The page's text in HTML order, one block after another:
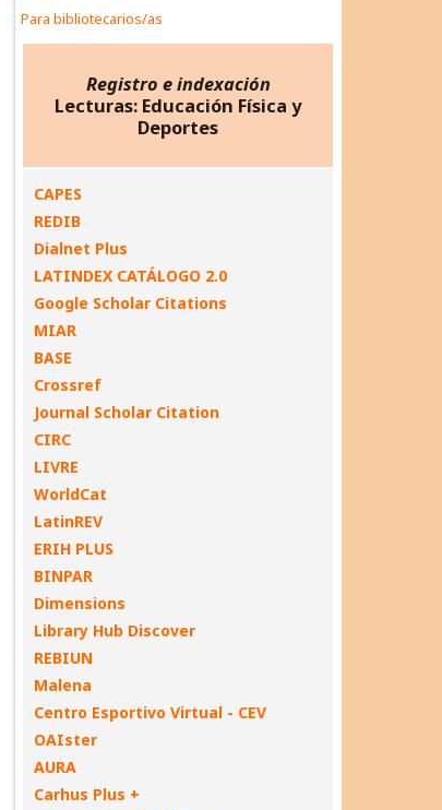
Para bibliotecarios/as
Registro e indexación
Lecturas: Educación Física y
Deportes
CAPES
REDIB
Dialnet Plus
LATINDEX CATÁLOGO 2.0
Google Scholar Citations
MIAR
BASE
Crossref
Journal Scholar Citation
CIRC
LIVRE
WorldCat
LatinREV
ERIH PLUS
BINPAR
Dimensions
Library Hub Discover
REBIUN
Malena
Centro Esportivo Virtual - CEV
OAIster
AURA
Carhus Plus +